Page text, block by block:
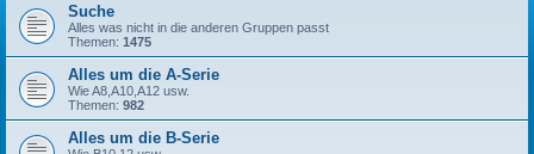
Suche
Alles was nicht in die anderen Gruppen passt
Themen: 1475
Alles um die A-Serie
Wie A8,A10,A12 usw.
Themen: 982
Alles um die B-Serie